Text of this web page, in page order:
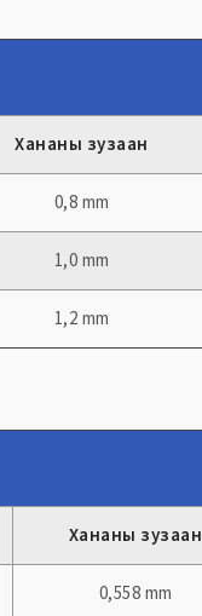
Хананы зузаан
0,8 mm
1,0 mm
1,2 mm
Хананы зузаан
0,558 mm